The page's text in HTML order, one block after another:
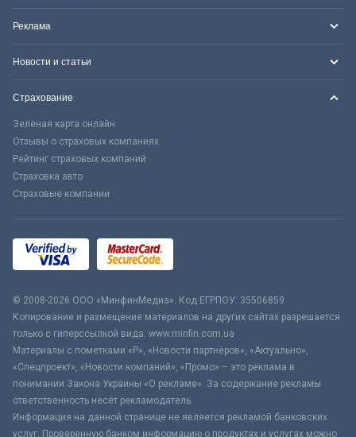
Реклама
Новости и статьи
Страхование
Зеленая карта онлайн
Отзывы о страховых компаниях
Рейтинг страховых компаний
Страховка авто
Страховые компании
© 2008-2026 ООО «МинфинМедиа». Код ЕГРПОУ: 35506859
Копирование и размещение материалов на других сайтах разрешается
только с гиперссылкой вида: www.minfin.com.ua
Материалы с пометками «Р», «Новости партнёров», «Актуально»,
«Спецпроект», «Новости компаний», «Промо» – это реклама в
понимании Закона Украины «О рекламе». За содержание рекламы
ответственность несёт рекламодатель.
Информация на данной странице не является рекламой банковских
услуг. Проверенную банком информацию о продуктах и услугах можно